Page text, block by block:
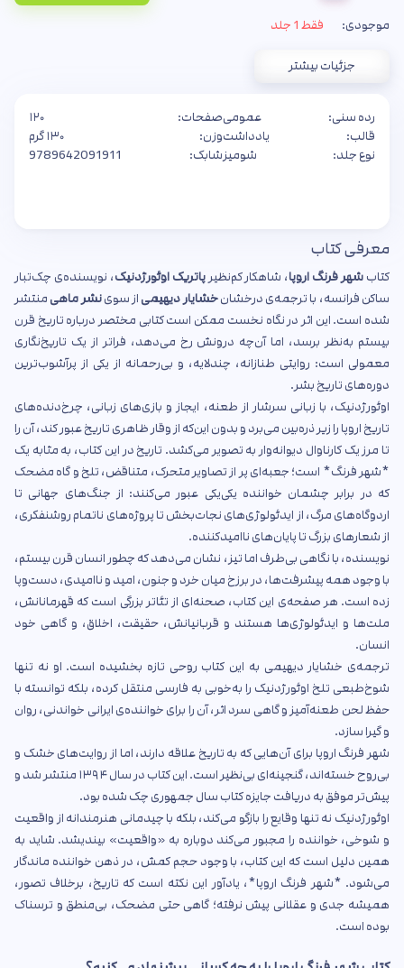
موجودی: فقط 1 جلد
جزئیات بیشتر
رده سنی:
عمومی
قالب:
یادداشت
نوع جلد:
شومیز
صفحات:
۱۲۰
وزن:
۱۳۰ گرم
شابک:
9789642091911
معرفی کتاب
کتاب شهر فرنگ اروپا، شاهکار کم‌نظیر پاتریک اوئورژدنیک، نویسنده‌ی چک‌تبار
ساکن فرانسه، با ترجمه‌ی درخشانخشایار دیهیمی از سوینشر ماهی منتشر
شده است. این اثر در نگاه نخست ممکن است کتابی مختصر درباره تاریخ قرن
بیستم به‌نظر برسد، اما آن‌چه درونش رخ می‌دهد، فراتر از یک تاریخ‌نگاری
معمولی است: روایتی طنازانه، چندلایه، و بی‌رحمانه از یکی از پرآشوب‌ترین
دوره‌های تاریخ بشر.
اوئورژدنیک، با زبانی سرشار از طعنه، ایجاز و بازی‌های زبانی، چرخ‌دنده‌های
تاریخ اروپا را زیر ذره‌بین می‌برد و بدون این‌که از وقار ظاهری تاریخ عبور کند، آن را
تا مرز یک کارناوال دیوانه‌وار به تصویر می‌کشد. تاریخ در این کتاب، به مثابه یک
*شهر فرنگ* است؛ جعبه‌ای پر از تصاویر متحرک، متناقض، تلخ و گاه مضحک
که در برابر چشمان خواننده یکی‌یکی عبور می‌کنند: از جنگ‌های جهانی تا
اردوگاه‌های مرگ، از ایدئولوژی‌های نجات‌بخش تا پروژه‌های ناتمام روشنفکری،
از شعارهای بزرگ تا پایان‌های ناامیدکننده.
نویسنده، با نگاهی بی‌طرف اما تیز، نشان می‌دهد که چطور انسان قرن بیستم،
با وجود همه پیشرفت‌ها، در برزخ میان خرد و جنون، امید و ناامیدی، دست‌وپا
زده است. هر صفحه‌ی این کتاب، صحنه‌ای از تئاتر بزرگی است که قهرمانانش،
ملت‌ها و ایدئولوژی‌ها هستند و قربانیانش، حقیقت، اخلاق، و گاهی خود
انسان.
ترجمه‌ی خشایار دیهیمی به این کتاب روحی تازه بخشیده است. او نه تنها
شوخ‌طبعی تلخ اوئورژدنیک را به‌خوبی به فارسی منتقل کرده، بلکه توانسته با
حفظ لحن طعنه‌آمیز و گاهی سرد اثر، آن را برای خواننده‌ی ایرانی خواندنی، روان
و گیرا سازد.
شهر فرنگ اروپا برای آن‌هایی که به تاریخ علاقه دارند، اما از روایت‌های خشک و
بی‌روح خسته‌اند، گنجینه‌ای بی‌نظیر است. این کتاب در سال ۱۳۹۴ منتشر شد و
پیش‌تر موفق به دریافت جایزه کتاب سال جمهوری چک شده بود.
اوئورژدنیک نه تنها وقایع را بازگو می‌کند، بلکه با چیدمانی هنرمندانه از واقعیت
و شوخی، خواننده را مجبور می‌کند دوباره به «واقعیت» بیندیشد. شاید به
همین دلیل است که این کتاب، با وجود حجم کمش، در ذهن خواننده ماندگار
می‌شود. *شهر فرنگ اروپا*، یادآور این نکته است که تاریخ، برخلاف تصور،
همیشه جدی و عقلانی پیش نرفته؛ گاهی حتی مضحک، بی‌منطق و ترسناک
بوده است.